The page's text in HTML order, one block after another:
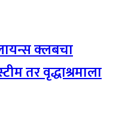
लायन्स क्लबचा
तर वृद्धाश्रमाला